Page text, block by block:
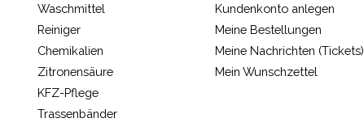
Waschmittel
Reiniger
Chemikalien
Zitronensäure
KFZ-Pflege
Trassenbänder
Kundenkonto anlegen
Meine Bestellungen
Meine Nachrichten (Tickets)
Mein Wunschzettel